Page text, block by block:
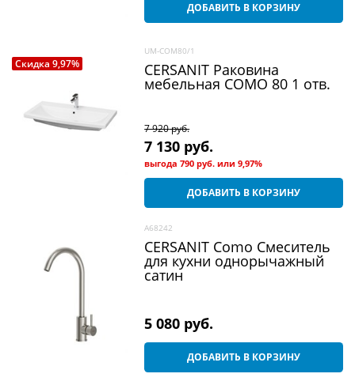
ДОБАВИТЬ В КОРЗИНУ
Скидка 9,97%
UM-COM80/1
CERSANIT Раковина
мебельная COMO 80 1 отв.
7 920 руб.
7 130 руб.
выгода790 руб. или9,97%
ДОБАВИТЬ В КОРЗИНУ
A68242
CERSANIT Como Смеситель
для кухни однорычажный
сатин
5 080 руб.
ДОБАВИТЬ В КОРЗИНУ